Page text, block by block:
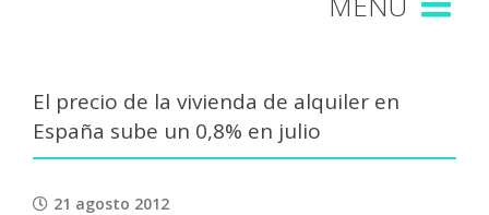
El precio de la vivienda de alquiler en
España sube un 0,8% en julio
21 agosto 2012